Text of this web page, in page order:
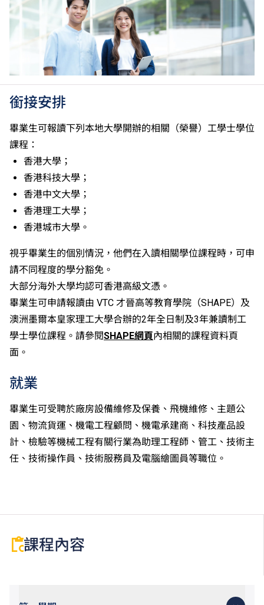
級」。 2025年或以後之法語／德語／西班牙語語言能
力水平達A2或以上、日語達N3或以上 及 韓語達TOPIK
II, 3級或以上，均被接受為一般入學條件中的五科之
一。2026年起，烏爾都語成績達E級或以上亦會被接
受。詳情請按
此處。
績，於申請入學時會被視為等同香港中學文憑考試科目
成績達「第二級」。
如五科香港中學文憑考試的其中一科為公民與社會發展
其他四個香港中學文憑考試科目（包括中國語文和英國
語文）取得第二級或以上成績。另外，數學科延伸部分
（單元一或單元二）第二級或以上成績亦被接受為一般
入學條件中的五科之一。如申請人同時持有單元一及單
元二成績，於申請入學時只計算成績較佳的一個單元。
在2006年或以前應考香港中學會考英國語文，成績必
適用於持中專教育文憑／職專文憑（於2017/18學年或
以前入讀的學生須完成指定升學單元）的畢業生。
成績，選擇繼續於職業訓練局升讀高級文憑課程。
申請人所遞交的工作經驗及／或資歷，會經有關學系作
個別評核。
銜接安排
畢業生可報讀下列本地大學開辦的相關（榮譽）工學士學位
課程：
香港大學；
香港科技大學；
香港中文大學；
香港理工大學；
香港城市大學。
視乎畢業生的個別情況，他們在入讀相關學位課程時，可申
請不同程度的學分豁免。
大部分海外大學均認可香港高級文憑。
畢業生可申請報讀由 VTC 才晉高等教育學院（SHAPE）及
澳洲墨爾本皇家理工大學合辦的2年全日制及3年兼讀制工
學士學位課程。請參閱SHAPE網頁內相關的課程資料頁
面。
就業
畢業生可受聘於廠房設備維修及保養、飛機維修、主題公
園、物流貨運、機電工程顧問、機電承建商、科技產品設
計、檢驗等機械工程有關行業為助理工程師、管工、技術主
任、技術操作員、技術服務員及電腦繪圖員等職位。
課程內容